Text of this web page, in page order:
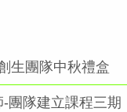
生團隊中秋禮盒
-團隊建立課程三期